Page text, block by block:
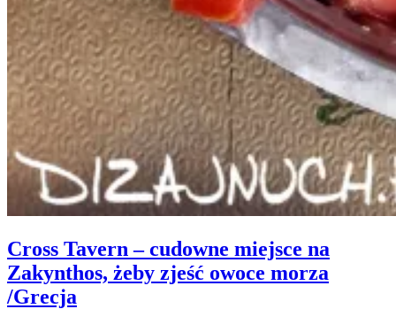
Cross Tavern – cudowne miejsce na
Zakynthos, żeby zjeść owoce morza
/Grecja